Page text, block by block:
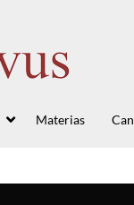
Materias